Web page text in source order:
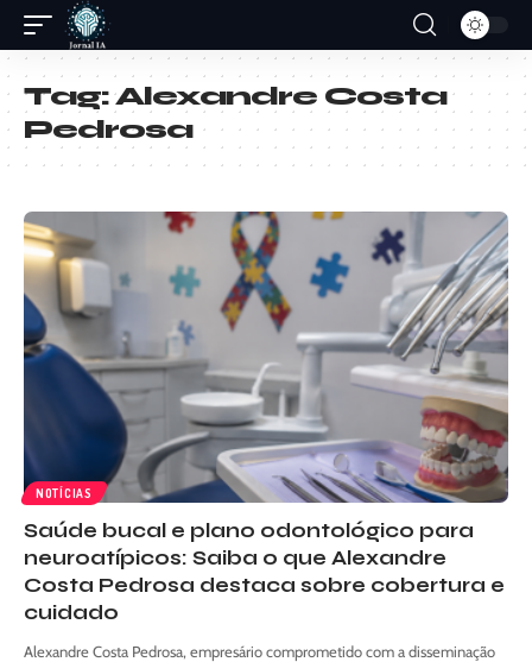
Tag:Alexandre Costa
Pedrosa
NOTÍCIAS
Saúde bucal e plano odontológico para
neuroatípicos: Saiba o que Alexandre
Costa Pedrosa destaca sobre cobertura e
cuidado
Alexandre Costa Pedrosa, empresário comprometido com a disseminação